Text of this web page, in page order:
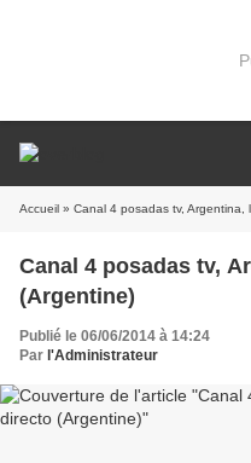
Accueil » Canal 4 posadas tv, Argentina,
Canal 4 posadas tv,
(Argentine)
Publié le 06/06/2014 à 14:24
Par l'Administrateur